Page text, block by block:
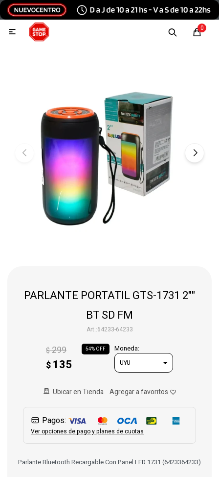
0

PARLANTE PORTATIL GTS-1731 2""
BT SD FM
64233-64233
$ 135
$299 54 Moneda:
Ubicar en Tienda
Pagos:
Ver opciones de pago y planes de cuotas
Parlante Bluetooth Recargable Con Panel LED 1731 (6423364233)
Conexiones
Consolas y videojuegos
Juguetes